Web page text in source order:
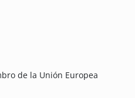
de la Unión Europea